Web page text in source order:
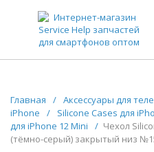
ЗАПЧАСТИ ДЛЯ
Главная / Аксессуары для
iPhone
/ Silicone Cases для
для iPhone 12 Mini
/ Чехол
(тёмно-серый) закрытый низ